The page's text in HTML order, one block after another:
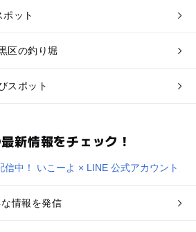
ット
区の釣り堀
スポット
新情報をチェック！
情報を発信